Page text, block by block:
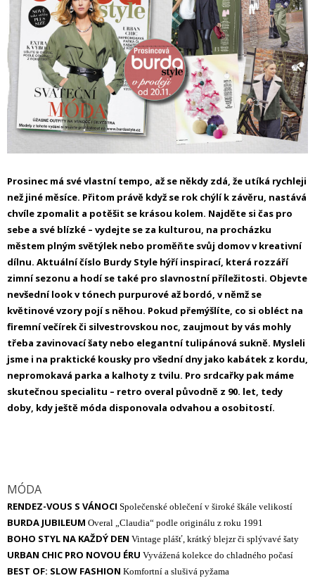
Prosinec má své vlastní tempo, až se někdy zdá, že utíká rychleji
než jiné měsíce. Přitom právě když se rok chýlí k závěru, nastává
chvíle zpomalit a potěšit se krásou kolem. Najděte si čas pro
sebe a své blízké – vydejte se za kulturou, na procházku
městem plným světýlek nebo proměňte svůj domov v kreativní
dílnu. Aktuální číslo Burdy Style hýří inspirací, která rozzáří
zimní sezonu a hodí se také pro slavnostní příležitosti. Objevte
nevšední look v tónech purpurové až bordó, v němž se
květinové vzory pojí s něhou. Pokud přemýšlíte, co si obléct na
firemní večírek či silvestrovskou noc, zaujmout by vás mohly
třeba zavinovací šaty nebo elegantní tulipánová sukně. Mysleli
jsme i na praktické kousky pro všední dny jako kabátek z kordu,
nepromokavá parka a kalhoty z tvilu. Pro srdcařky pak máme
skutečnou specialitu – retro overal původně z 90. let, tedy
doby, kdy ještě móda disponovala odvahou a osobitostí.
MÓDA
RENDEZ-VOUS S VÁNOCI Společenské oblečení v široké škále velikostí
BURDA JUBILEUM Overal „Claudia“ podle originálu z roku 1991
BOHO STYL NA KAŽDÝ DEN Vintage plášť, krátký blejzr či splývavé šaty
URBAN CHIC PRO NOVOU ÉRU Vyvážená kolekce do chladného počasí
BEST OF: SLOW FASHION Komfortní a slušivá pyžama